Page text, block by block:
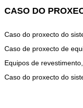
CASO DO
Caso do proxecto do
Caso de proxecto de
Equipos de
Caso do proxecto do